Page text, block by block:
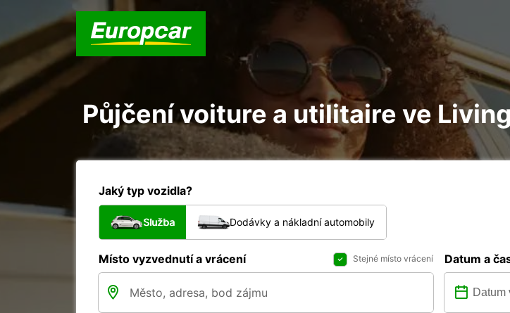
Půjčení voiture a utilitaire ve
Jaký typ vozidla?
Služba Dodávky a nákladní automobily
Místo vyzvednutí a vrácení Stejné místo vrácení Datum a